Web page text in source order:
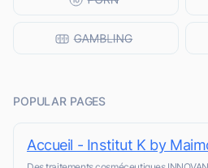
POPULAR PAGES
Accueil - Institut K by